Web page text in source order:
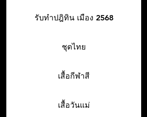
รับทำปฎิทิน เมือง 2568
ชุดไทย
เสื้อกีฬาสี
เสื้อวันแม่